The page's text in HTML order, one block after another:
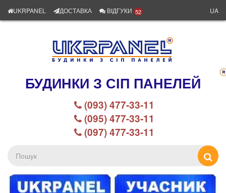
UKRPANEL ДОСТАВКА ВІДГУКИ 52 UA
БУДИНКИ З СІП ПАНЕЛЕЙ
(093) 477-33-11
(095) 477-33-11
(097) 477-33-11